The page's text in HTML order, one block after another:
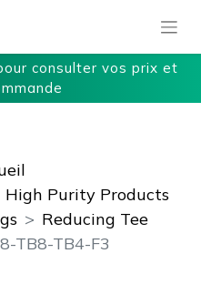
consulter vos prix et
Purity Products
Reducing Tee
TB8-TB4-F3